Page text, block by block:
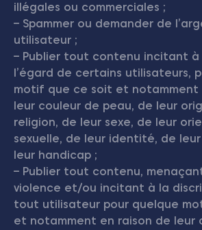
illégales ou commerciales ;
– Spammer ou demander de
utilisateur ;
– Publier tout contenu incitant à
l’égard de certains utilisateurs,
motif que ce soit et notamment
leur couleur de peau, de leur
religion, de leur sexe, de leur
sexuelle, de leur identité, de
leur handicap ;
– Publier tout contenu,
violence et/ou incitant à la
tout utilisateur pour quelque
et notamment en raison de leur